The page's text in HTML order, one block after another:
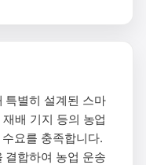
특별히 설계된 스마
배 기지 등의 농업
요를 충족합니다.
결합하여 농업 운송